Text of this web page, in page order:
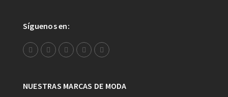
Síguenos en:
NUESTRAS MARCAS DE MODA